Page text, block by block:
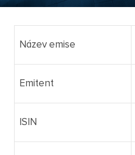
Název emise
Emitent
ISIN